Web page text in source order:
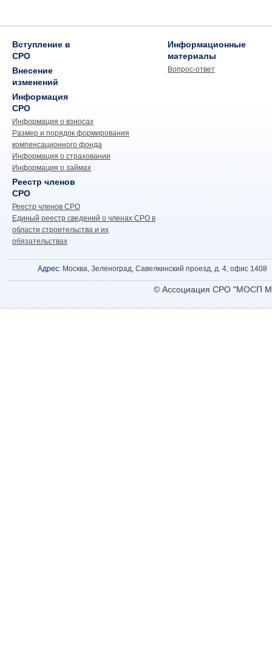
Вступление в
СРО
Внесение
изменений
Информация
СРО
Информация о взносах
Размер и порядок формирования
компенсационного фонда
Информация о страховании
Информация о займах
Реестр членов
СРО
Реестр членов СРО
Единый реестр сведений о членах СРО в
области строительства и их
обязательствах
Информационные
материалы
Вопрос-ответ
Адрес: Москва, Зеленоград, Савелкинский проезд, д. 4, офис 1408
© Ассоциация СРО "МОСП